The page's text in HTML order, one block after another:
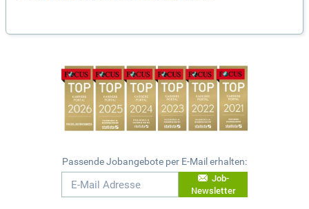
Passende Jobangebote per E-Mail erhalten:
Job-
Newsletter